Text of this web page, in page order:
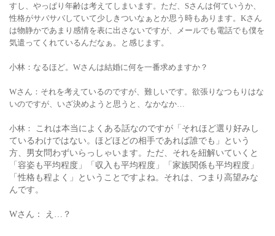
すし、やっぱり年齢は考えてしまいます。ただ、Sさんは何ていうか、
性格がサバサバしていて少しきついなぁとか思う時もあります。Kさん
は物静かであまり感情を表に出さないですが、メールでも電話でも僕を
気遣ってくれているんだなぁ。と感じます。
小林：なるほど。Wさんは結婚に何を一番求めますか？
Wさん：それを考えているのですが、難しいです。欲張りなつもりはな
いのですが、いざ決めようと思うと、なかなか…
小林：
これは本当によくある話なのですが「それほど選り好みし
ているわけではない。ほどほどの相手であれば誰でも」という
方、男女問わずいらっしゃいます。ただ、それを紐解いていくと
「容姿も平均程度」「収入も平均程度」「家族関係も平均程度」
「性格も程よく」ということですよね。それは、つまり高望みな
んです。
Wさん： え…？